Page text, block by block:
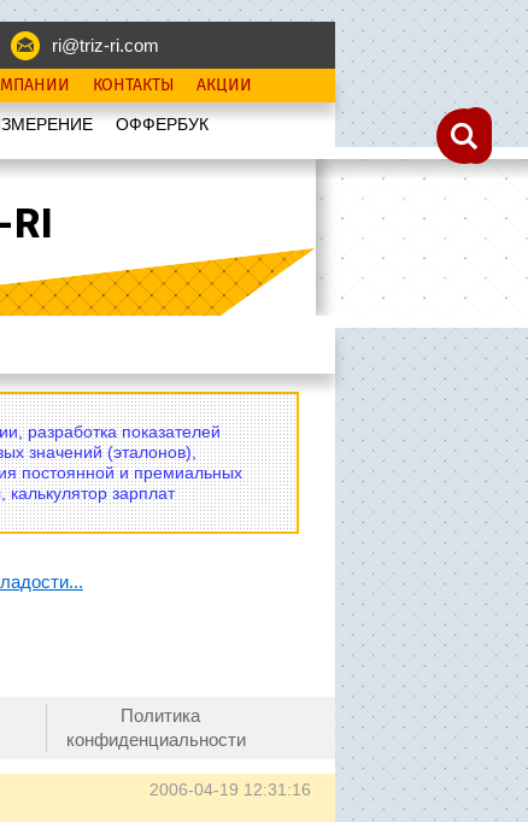
ri@triz-ri.com
КОНТАКТЫ АКЦИИ
OФФЕРБУК
разработка показателей
значений (эталонов),
постоянной и премиальных
калькулятор зарплат
Политика
конфиденциальности
2006-04-19 12:31:16